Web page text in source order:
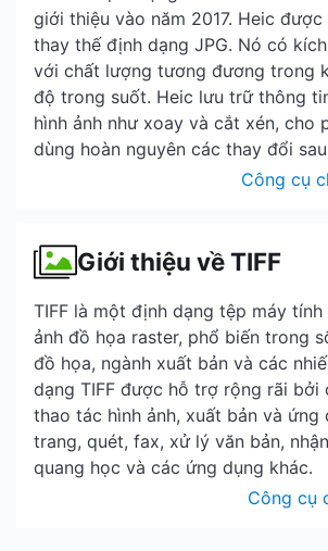
giới thiệu vào năm 2017. Heic
thay thế định dạng JPG. Nó có
với chất lượng tương đương trong
độ trong suốt. Heic lưu trữ thông
hình ảnh như xoay và cắt xén, cho
dùng hoàn nguyên các thay đổi
Công cụ
Giới thiệu về TIFF
TIFF là một định dạng tệp máy
ảnh đồ họa raster, phổ biến trong
đồ họa, ngành xuất bản và các
dạng TIFF được hỗ trợ rộng rãi bởi
thao tác hình ảnh, xuất bản và ứng
trang, quét, fax, xử lý văn bản,
quang học và các ứng dụng khác.
Công cụ